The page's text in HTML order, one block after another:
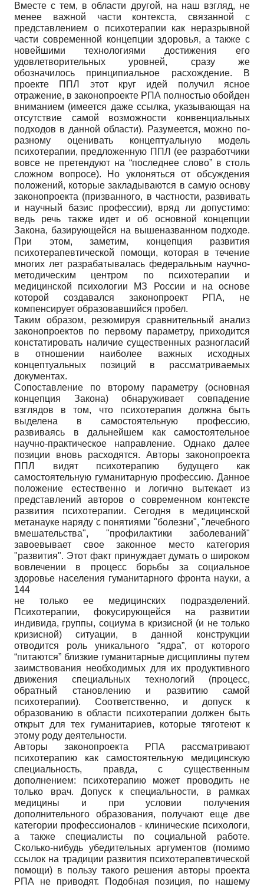
Вместе с тем, в области другой, на наш взгляд, не
менее важной части контекста, связанной с
представлением о психотерапии как неразрывной
части современной концепции здоровья, а также с
новейшими технологиями достижения его
удовлетворительных уровней, сразу же
обозначилось принципиальное расхождение. В
проекте ППЛ этот круг идей получил ясное
отражение, в законопроекте РПА полностью обойден
вниманием (имеется даже ссылка, указывающая на
отсутствие самой возможности конвенциальных
подходов в данной области). Разумеется, можно по-
разному оценивать концептуальную модель
психотерапии, предложенную ППЛ (ее разработчики
вовсе не претендуют на “последнее слово” в столь
сложном вопросе). Но уклоняться от обсуждения
положений, которые закладываются в самую основу
законопроекта (призванного, в частности, развивать
и научный базис профессии), вряд ли допустимо:
ведь речь также идет и об основной концепции
Закона, базирующейся на вышеназванном подходе.
При этом, заметим, концепция развития
психотерапевтической помощи, которая в течение
многих лет разрабатывалась федеральным научно-
методическим центром по психотерапии и
медицинской психологии МЗ России и на основе
которой создавался законопроект РПА, не
компенсирует образовавшийся пробел.
Таким образом, резюмируя сравнительный анализ
законопроектов по первому параметру, приходится
констатировать наличие существенных разногласий
в отношении наиболее важных исходных
концептуальных позиций в рассматриваемых
документах.
Сопоставление по второму параметру (основная
концепция Закона) обнаруживает совпадение
взглядов в том, что психотерапия должна быть
выделена в самостоятельную профессию,
развиваясь в дальнейшем как самостоятельное
научно-практическое направление. Однако далее
позиции вновь расходятся. Авторы законопроекта
ППЛ видят психотерапию будущего как
самостоятельную гуманитарную профессию. Данное
положение естественно и логично вытекает из
представлений авторов о современном контексте
развития психотерапии. Сегодня в медицинской
метанауке наряду с понятиями "болезни", "лечебного
вмешательства", "профилактики заболеваний"
завоевывает свое законное место категория
"развития". Этот факт принуждает думать о широком
вовлечении в процесс борьбы за социальное
здоровье населения гуманитарного фронта науки, а
144
не только ее медицинских подразделений.
Психотерапии, фокусирующейся на развитии
индивида, группы, социума в кризисной (и не только
кризисной) ситуации, в данной конструкции
отводится роль уникального “ядра”, от которого
“питаются” близкие гуманитарные дисциплины путем
заимствования необходимых для их продуктивного
движения специальных технологий (процесс,
обратный становлению и развитию самой
психотерапии). Соответственно, и допуск к
образованию в области психотерапии должен быть
открыт для тех гуманитариев, которые тяготеют к
этому роду деятельности.
Авторы законопроекта РПА рассматривают
психотерапию как самостоятельную медицинскую
специальность, правда, с существенным
дополнением: психотерапию может проводить не
только врач. Допуск к специальности, в рамках
медицины и при условии получения
дополнительного образования, получают еще две
категории профессионалов - клинические психологи,
а также специалисты по социальной работе.
Сколько-нибудь убедительных аргументов (помимо
ссылок на традиции развития психотерапевтической
помощи) в пользу такого решения авторы проекта
РПА не приводят. Подобная позиция, по нашему